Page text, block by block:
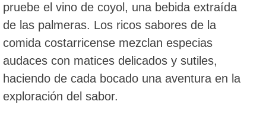
pruebe el vino de coyol, una bebida extraída
de las palmeras. Los ricos sabores de la
comida costarricense mezclan especias
audaces con matices delicados y sutiles,
haciendo de cada bocado una aventura en la
exploración del sabor.